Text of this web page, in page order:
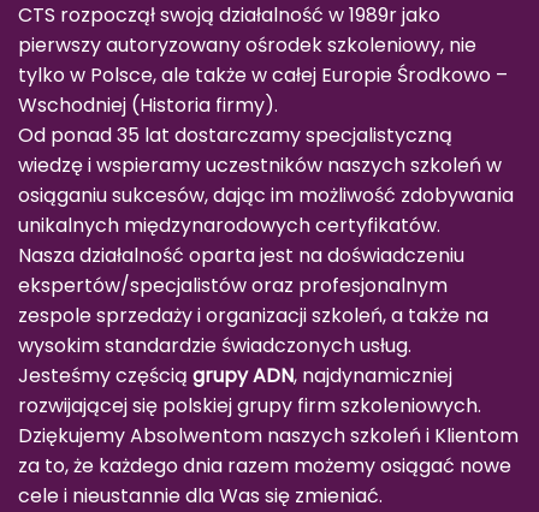
CTS rozpoczął swoją działalność w 1989r jako
pierwszy autoryzowany ośrodek szkoleniowy, nie
tylko w Polsce, ale także w całej Europie Środkowo –
Wschodniej (Historia firmy).
Od ponad 35 lat dostarczamy specjalistyczną
wiedzę i wspieramy uczestników naszych szkoleń w
osiąganiu sukcesów, dając im możliwość zdobywania
unikalnych międzynarodowych certyfikatów.
Nasza działalność oparta jest na doświadczeniu
ekspertów/specjalistów oraz profesjonalnym
zespole sprzedaży i organizacji szkoleń, a także na
wysokim standardzie świadczonych usług.
Jesteśmy częścią grupy ADN, najdynamiczniej
rozwijającej się polskiej grupy firm szkoleniowych.
Dziękujemy Absolwentom naszych szkoleń i Klientom
za to, że każdego dnia razem możemy osiągać nowe
cele i nieustannie dla Was się zmieniać.